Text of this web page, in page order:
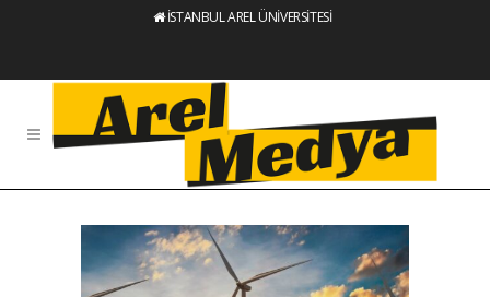
İSTANBUL AREL ÜNİVERSİTESİ